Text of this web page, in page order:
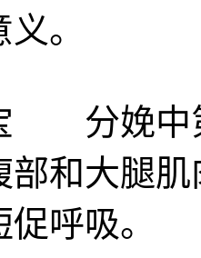
。
娩中第
部和大腿
呼吸。